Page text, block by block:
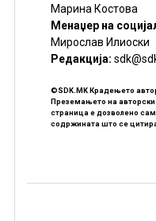
Марина Костова
Менаџер на
Мирослав Илиоски
Редакцијa:
©SDK.MK Крадењето
Преземањето на
страница е дозволено
содржината што се